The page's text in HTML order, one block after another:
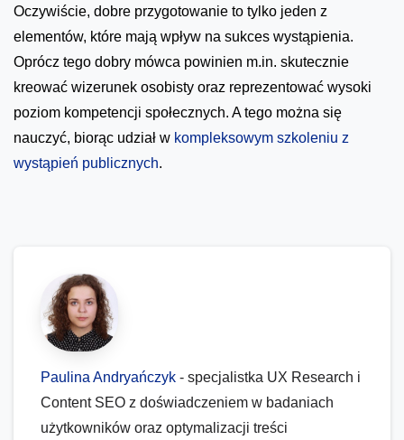
Oczywiście, dobre przygotowanie to tylko jeden z
elementów, które mają wpływ na sukces wystąpienia.
Oprócz tego dobry mówca powinien m.in. skutecznie
kreować wizerunek osobisty oraz reprezentować wysoki
poziom kompetencji społecznych. A tego można się
nauczyć, biorąc udział w kompleksowym szkoleniu z
wystąpień publicznych.
Paulina Andryańczyk - specjalistka UX Research i
Content SEO z doświadczeniem w badaniach
użytkowników oraz optymalizacji treści